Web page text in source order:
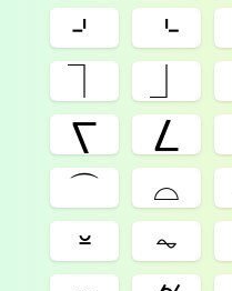
⌏
⌎
⏋
⎲
⎳
⌒
⌓
⏓
⏦